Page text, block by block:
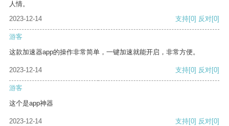
人情。
2023-12-14
支持[0] 反对[0]
游客
这款加速器app的操作非常简单，一键加速就能开启，非常方便。
2023-12-14 支持[0] 反对[0]
游客
这个是app神器
2023-12-14 支持[0] 反对[0]